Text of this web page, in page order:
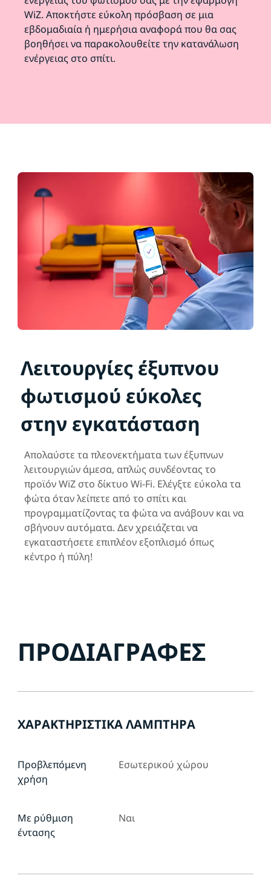
WiZ. Αποκτήστε εύκολη πρόσβαση σε μια
εβδομαδιαία ή ημερήσια αναφορά που θα σας
βοηθήσει να παρακολουθείτε την κατανάλωση
ενέργειας στο σπίτι.
Λειτουργίες έξυπνου
φωτισμού εύκολες
στην εγκατάσταση
Απολαύστε τα πλεονεκτήματα των έξυπνων
λειτουργιών άμεσα, απλώς συνδέοντας το
προϊόν WiZ στο δίκτυο Wi-Fi. Ελέγξτε εύκολα τα
φώτα όταν λείπετε από το σπίτι και
προγραμματίζοντας τα φώτα να ανάβουν και να
σβήνουν αυτόματα. Δεν χρειάζεται να
εγκαταστήσετε επιπλέον εξοπλισμό όπως
κέντρο ή πύλη!
ΠΡΟΔΙΑΓΡΑΦΈΣ
ΧΑΡΑΚΤΗΡΙΣΤΙΚΆ ΛΑΜΠΤΉΡΑ
Προβλεπόμενη
χρήση
Εσωτερικού χώρου
Με ρύθμιση
έντασης
Ναι